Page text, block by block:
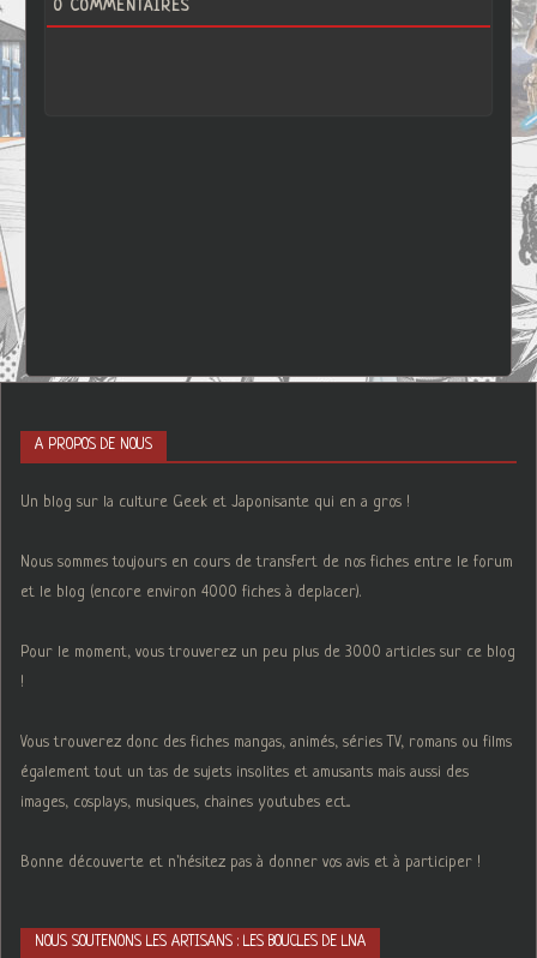
0 COMMENTAIRES
A PROPOS DE NOUS
Un blog sur la culture Geek et Japonisante qui en a gros !
Nous sommes toujours en cours de transfert de nos fiches entre le forum
et le blog (encore environ 4000 fiches à deplacer).
Pour le moment, vous trouverez un peu plus de 3000 articles sur ce blog
!
Vous trouverez donc des fiches mangas, animés, séries TV, romans ou films
également tout un tas de sujets insolites et amusants mais aussi des
images, cosplays, musiques, chaines youtubes ect...
Bonne découverte et n'hésitez pas à donner vos avis et à participer !
NOUS SOUTENONS LES ARTISANS : LES BOUCLES DE LNA